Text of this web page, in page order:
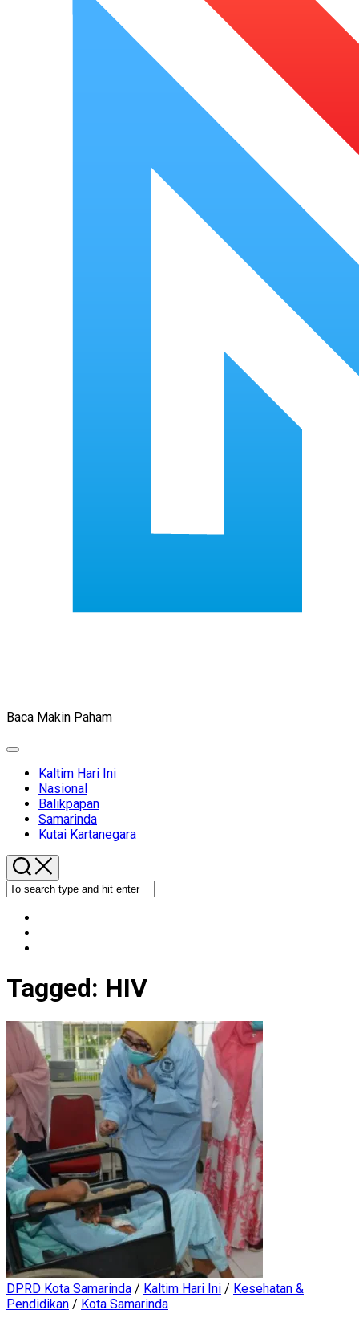
Baca Makin Paham
Expand
Kaltim Hari Ini
Nasional
Balikpapan
Samarinda
Kutai Kartanegara
Tagged: HIV
DPRD Kota Samarinda / Kaltim Hari Ini / Kesehatan &
Pendidikan / Kota Samarinda